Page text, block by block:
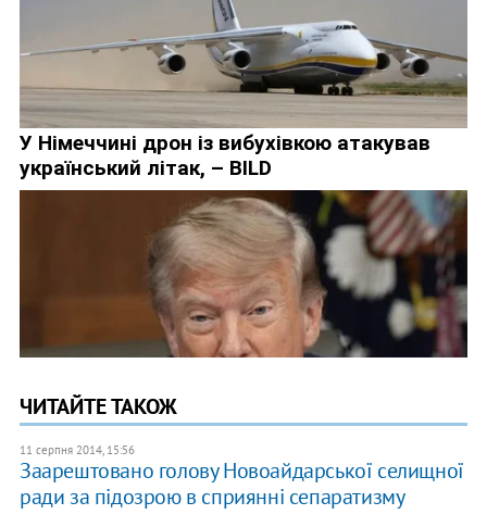
ЧИТАЙТЕ ТАКОЖ
11 серпня 2014, 15:56
Заарештовано голову Новоайдарської селищної
ради за підозрою в сприянні сепаратизму